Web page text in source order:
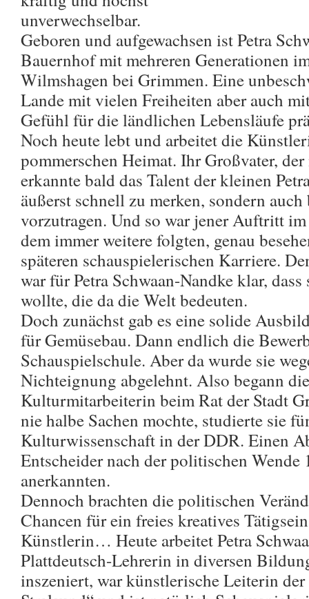
unverwechselbar.
Geboren und aufgewachsen ist Petra
Bauernhof mit mehreren Generationen
Wilmshagen bei Grimmen. Eine
Lande mit vielen Freiheiten aber auch
Gefühl für die ländlichen Lebensläufe
Noch heute lebt und arbeitet die
pommerschen Heimat. Ihr Großvater,
erkannte bald das Talent der kleinen
äußerst schnell zu merken, sondern
vorzutragen. Und so war jener Auftritt
dem immer weitere folgten, genau
späteren schauspielerischen Karriere.
war für Petra Schwaan-Nandke klar,
wollte, die da die Welt bedeuten.
Doch zunächst gab es eine solide
für Gemüsebau. Dann endlich die
Schauspielschule. Aber da wurde sie
Nichteignung abgelehnt. Also begann
Kulturmitarbeiterin beim Rat der Stadt
nie halbe Sachen mochte, studierte sie
Kulturwissenschaft in der DDR. Einen
Entscheider nach der politischen
anerkannten.
Dennoch brachten die politischen
Chancen für ein freies kreatives
Künstlerin… Heute arbeitet Petra
Plattdeutsch-Lehrerin in diversen
inszeniert, war künstlerische Leiterin